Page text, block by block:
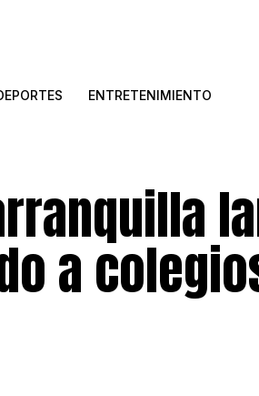
ENTRETENIMIENTO
a